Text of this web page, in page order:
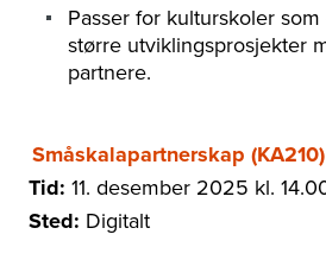
Passer for kulturskoler
større utviklingsprosjekter
partnere.
Småskalapartnerskap (KA210)
Tid: 11. desember 2025 kl.
Sted: Digitalt